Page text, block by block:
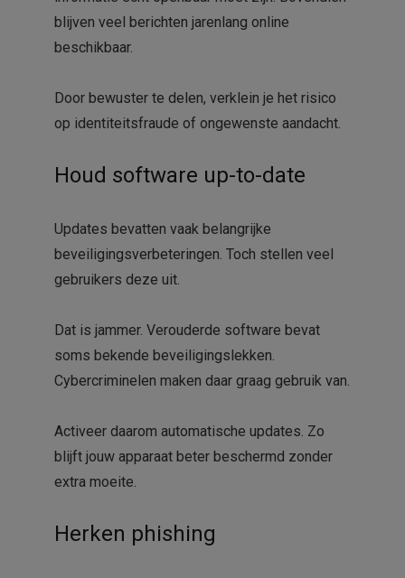
blijven veel berichten jarenlang online
beschikbaar.
Door bewuster te delen, verklein je het risico
op identiteitsfraude of ongewenste aandacht.
Houd software up-to-date
Updates bevatten vaak belangrijke
beveiligingsverbeteringen. Toch stellen veel
gebruikers deze uit.
Dat is jammer. Verouderde software bevat
soms bekende beveiligingslekken.
Cybercriminelen maken daar graag gebruik van.
Activeer daarom automatische updates. Zo
blijft jouw apparaat beter beschermd zonder
extra moeite.
Herken phishing